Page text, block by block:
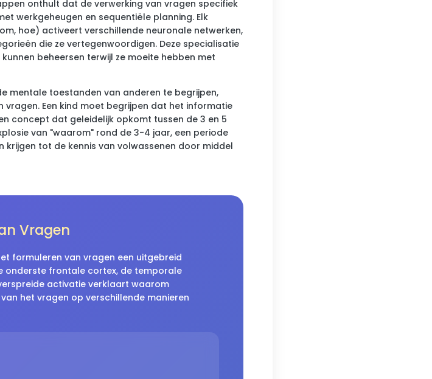
onthult dat de verwerking van vragen specifiek
werkgeheugen en sequentiële planning. Elk
hoe) activeert verschillende neuronale netwerken,
die ze vertegenwoordigen. Deze specialisatie
beheersen terwijl ze moeite hebben met
mentale toestanden van anderen te begrijpen,
Een kind moet begrijpen dat het informatie
concept dat geleidelijk opkomt tussen de 3 en 5
van "waarom" rond de 3-4 jaar, een periode
tot de kennis van volwassenen door middel
Vragen
formuleren van vragen een uitgebreid
onderste frontale cortex, de temporale
activatie verklaart waarom
het vragen op verschillende manieren